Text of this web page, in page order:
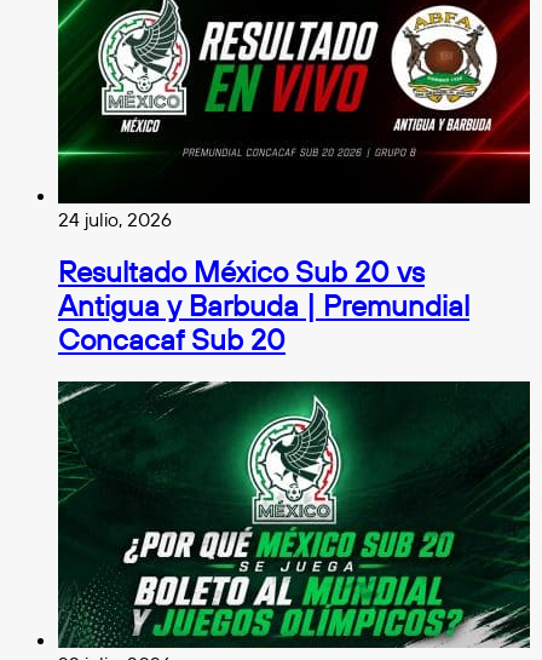
24 julio, 2026
Resultado México Sub 20 vs
Antigua y Barbuda | Premundial
Concacaf Sub 20